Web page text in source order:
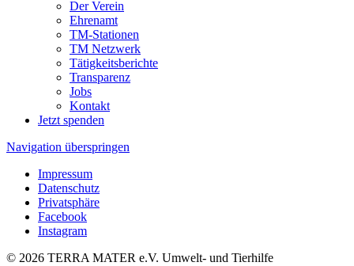
Der Verein
Ehrenamt
TM-Stationen
TM Netzwerk
Tätigkeitsberichte
Transparenz
Jobs
Kontakt
Jetzt spenden
Navigation überspringen
Impressum
Datenschutz
Privatsphäre
Facebook
Instagram
© 2026 TERRA MATER e.V. Umwelt- und Tierhilfe